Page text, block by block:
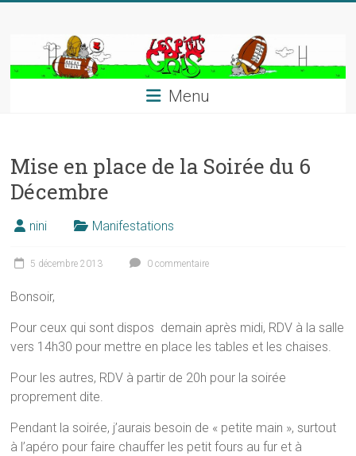
Menu
Mise en place de la Soirée du 6
Décembre
nini Manifestations
5 décembre 2013 0 commentaire
Bonsoir,
Pour ceux qui sont dispos demain après midi, RDV à la salle
vers 14h30 pour mettre en place les tables et les chaises.
Pour les autres, RDV à partir de 20h pour la soirée
proprement dite.
Pendant la soirée, j’aurais besoin de « petite main », surtout
à l’apéro pour faire chauffer les petit fours au fur et à